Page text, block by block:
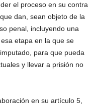
el proceso en su contra
dan, sean objeto de la
penal, incluyendo una
etapa en la que se
para que pueda
y llevar a prisión no
en su artículo 5,